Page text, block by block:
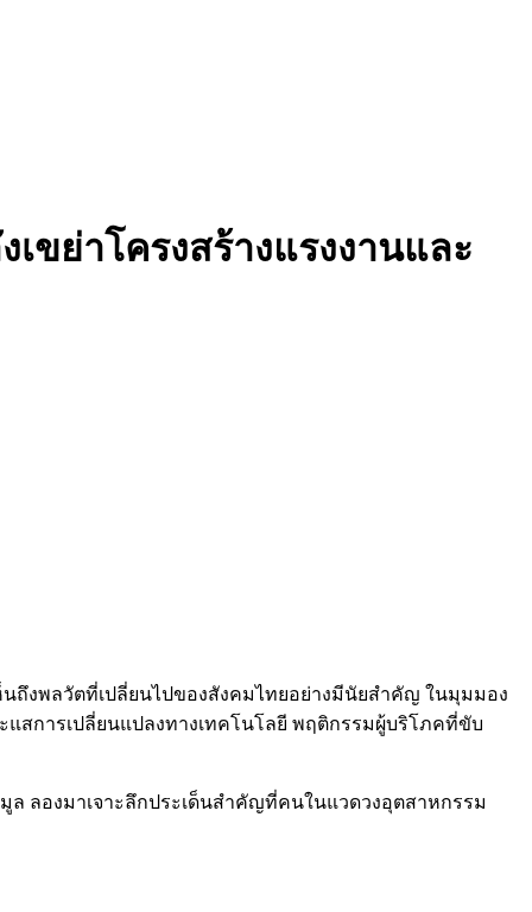
ขย่าโครงสร้างแรงงานและ
ถึงพลวัตที่เปลี่ยนไปของสังคมไทยอย่างมีนัยสำคัญ ในมุมมอง
แสการเปลี่ยนแปลงทางเทคโนโลยี พฤติกรรมผู้บริโภคที่ขับ
ล ลองมาเจาะลึกประเด็นสำคัญที่คนในแวดวงอุตสาหกรรม